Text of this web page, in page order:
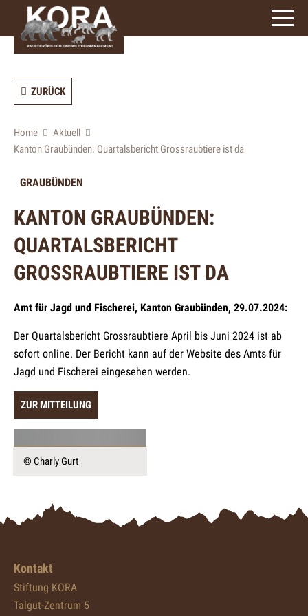
ZURÜCK
Home
Aktuell
Kanton Graubünden: Quartalsbericht Grossraubtiere ist da
GRAUBÜNDEN
KANTON GRAUBÜNDEN:
QUARTALSBERICHT
GROSSRAUBTIERE IST DA
Amt für Jagd und Fischerei, Kanton Graubünden, 29.07.2024:
Der Quartalsbericht Grossraubtiere April bis Juni 2024 ist ab
sofort online. Der Bericht kann auf der Website des Amts für
Jagd und Fischerei eingesehen werden.
ZUR MITTEILUNG
© Charly Gurt
Kontakt
Stiftung KORA
Talgut-Zentrum 5